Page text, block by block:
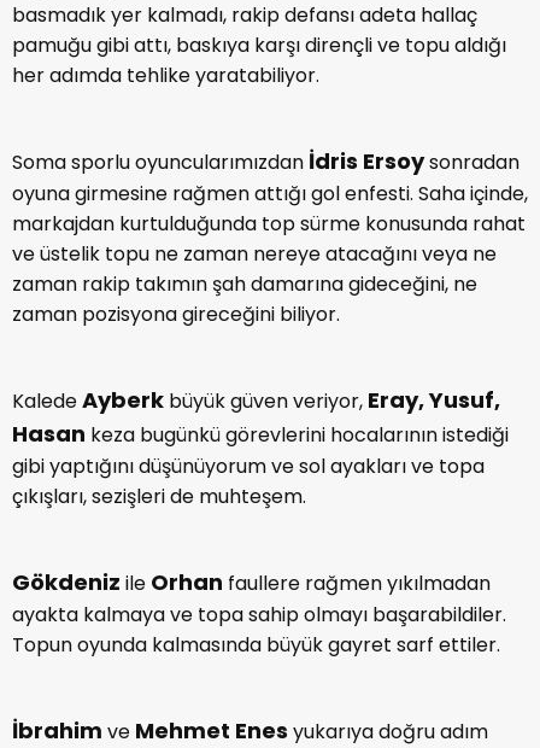
basmadık yer kalmadı, rakip defansı adeta hallaç
pamuğu gibi attı, baskıya karşı dirençli ve topu aldığı
her adımda tehlike yaratabiliyor.
Soma sporlu oyuncularımızdan İdris Ersoysonradan
oyuna girmesine rağmen attığı gol enfesti. Saha içinde,
markajdan kurtulduğunda top sürme konusunda rahat
ve üstelik topu ne zaman nereye atacağını veya ne
zaman rakip takımın şah damarına gideceğini, ne
zaman pozisyona gireceğini biliyor.
KaledeAyberk büyük güven veriyor, Eray, Yusuf,
Hasan keza bugünkü görevlerini hocalarının istediği
gibi yaptığını düşünüyorum ve sol ayakları ve topa
çıkışları, sezişleri de muhteşem.
Gökdeniz ile Orhan faullere rağmen yıkılmadan
ayakta kalmaya ve topa sahip olmayı başarabildiler.
Topun oyunda kalmasında büyük gayret sarf ettiler.
İbrahim ve Mehmet Enes yukarıya doğru adım